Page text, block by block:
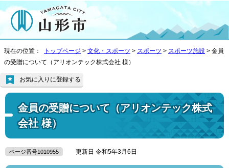
現在の位置： トップページ > 文化・スポーツ > スポーツ > スポーツ施設 > 金員
の受贈について（アリオンテック株式会社 様）
金員の受贈について（アリオンテック株式
会社 様）
お気に入りに登録する
ページ番号1010955 更新日 令和5年3月6日